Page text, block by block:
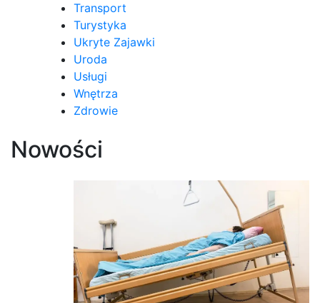
Transport
Turystyka
Ukryte Zajawki
Uroda
Usługi
Wnętrza
Zdrowie
Nowości